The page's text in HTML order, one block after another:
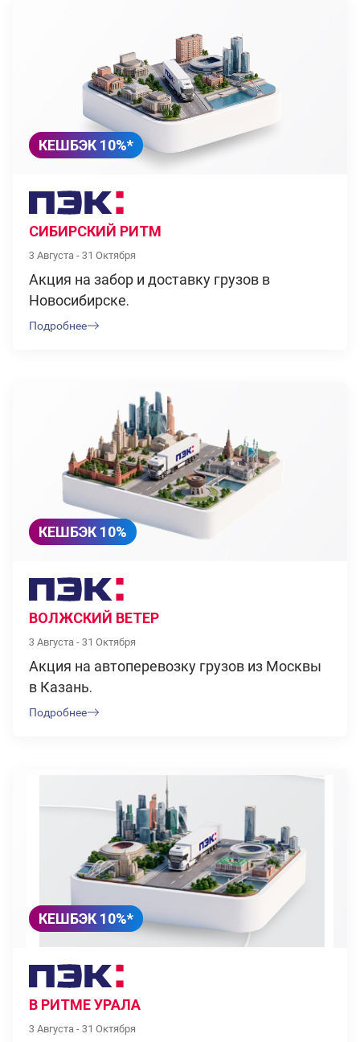
КЕШБЭК 10%*
СИБИРСКИЙ РИТМ
3 Августа - 31 Октября
Акция на забор и доставку грузов в
Новосибирске.
Подробнее
КЕШБЭК 10%
ВОЛЖСКИЙ ВЕТЕР
3 Августа - 31 Октября
Акция на автоперевозку грузов из Москвы
в Казань.
Подробнее
КЕШБЭК 10%*
В РИТМЕ УРАЛА
3 Августа - 31 Октября